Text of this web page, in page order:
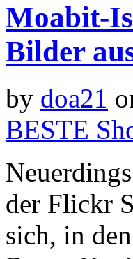
Moabit-
Bilder
by doa21
BESTE
der Flickr
sich, in